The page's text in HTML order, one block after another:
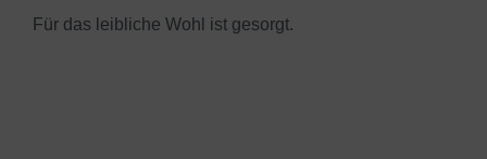
Für das leibliche Wohl ist gesorgt.